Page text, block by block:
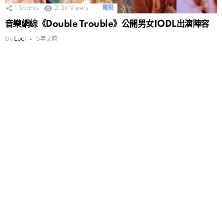
Shares 2.3k Views 電視
音樂網綜《Double Trouble》公開男女IODL出演陣容
by Luci 5年之前